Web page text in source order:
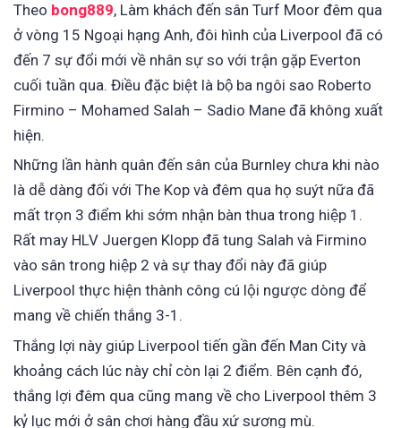
Theo bong889, Làm khách đến sân Turf Moor đêm qua
ở vòng 15 Ngoại hạng Anh, đôi hình của Liverpool đã có
đến 7 sự đổi mới về nhân sự so với trận gặp Everton
cuối tuần qua. Điều đặc biệt là bộ ba ngôi sao Roberto
Firmino – Mohamed Salah – Sadio Mane đã không xuất
hiện.
Những lần hành quân đến sân của Burnley chưa khi nào
là dễ dàng đối với The Kop và đêm qua họ suýt nữa đã
mất trọn 3 điểm khi sớm nhận bàn thua trong hiệp 1.
Rất may HLV Juergen Klopp đã tung Salah và Firmino
vào sân trong hiệp 2 và sự thay đổi này đã giúp
Liverpool thực hiện thành công cú lội ngược dòng để
mang về chiến thắng 3-1.
Thắng lợi này giúp Liverpool tiến gần đến Man City và
khoảng cách lúc này chỉ còn lại 2 điểm. Bên cạnh đó,
thắng lợi đêm qua cũng mang về cho Liverpool thêm 3
kỷ lục mới ở sân chơi hàng đầu xứ sương mù.